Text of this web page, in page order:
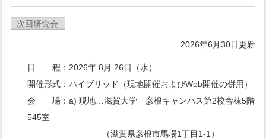
次回研究会
2026年6月30日更新
日 程：2026年 8月 26日（水）
開催形式：ハイブリッド（現地開催およびWeb開催の併用）
会 場：a) 現地…滋賀大学 彦根キャンパス第2校舎棟5階
545室
（滋賀県彦根市馬場1丁目1-1）